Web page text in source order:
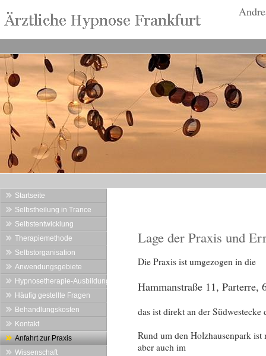
Startseite
Selbstheilung in Trance
Selbstentwicklung
Therapiemethode
Selbstorganisation
Anwendungsgebiete
Hypnosetherapie-Ausbildung
Häufig gestellte Fragen
Behandlungskosten
Kontakt
Anfahrt zur Praxis
Wissenschaft
Lage der Praxis und
Die Praxis ist umgezogen in die
Hammanstraße 11,
das ist direkt an der Südwestecke
Rund um den Holzhausenpark
aber auch im